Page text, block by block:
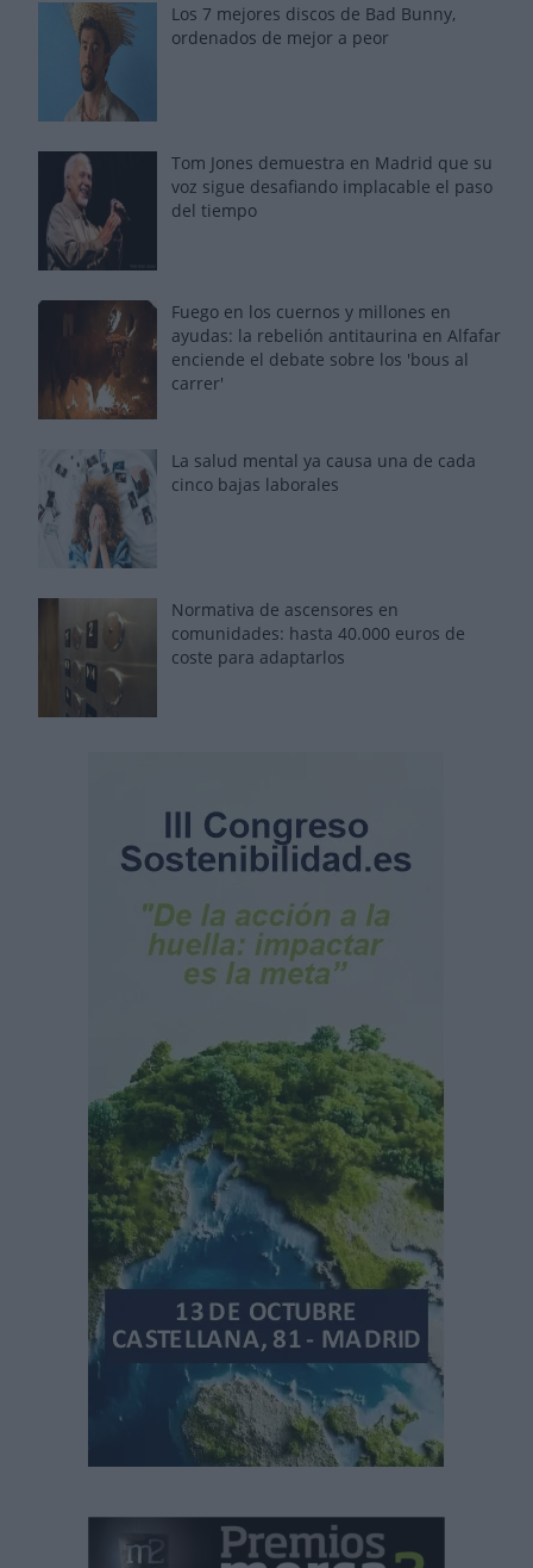
Los 7 mejores discos de Bad Bunny,
ordenados de mejor a peor
Tom Jones demuestra en Madrid que su
voz sigue desafiando implacable el paso
del tiempo
Fuego en los cuernos y millones en
ayudas: la rebelión antitaurina en Alfafar
enciende el debate sobre los 'bous al
carrer'
La salud mental ya causa una de cada
cinco bajas laborales
Normativa de ascensores en
comunidades: hasta 40.000 euros de
coste para adaptarlos